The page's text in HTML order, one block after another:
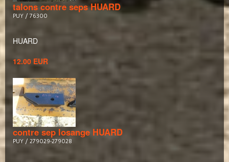
talons contre seps HUARD
PUY / 76300
HUARD
12.00 EUR
contre sep losange HUARD
PUY / 279029-279028